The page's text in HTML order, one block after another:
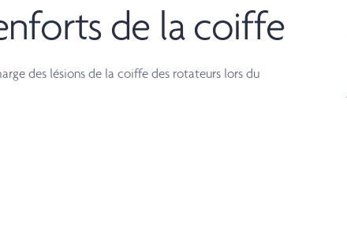
de la coiffe
des lésions de la coiffe des rotateurs lors du